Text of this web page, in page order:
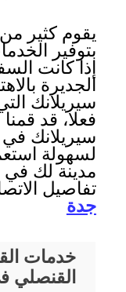
يقوم كثير
بتوفير
إذا كانت
الجديرة
سيريلانك
فعلا، قد
سيريلانك في
لسهولة
مدينة لك في
تفاصيل
جدة
خدمات
القنصلي